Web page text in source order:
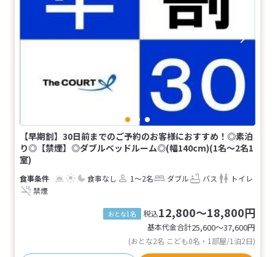
【早期割】30日前までのご予約のお客様におすすめ！◎素泊
り◎【禁煙】◎ダブルベッドルーム◎(幅140cm)(1名～2名1
室)
食事なし 1～2名 ダブル バス
トイレ
禁煙
おとな1名 税込12,800～18,800円
基本代金合計25,600〜37,600円
(おとな2名 こども0名・1部屋/1泊2日)